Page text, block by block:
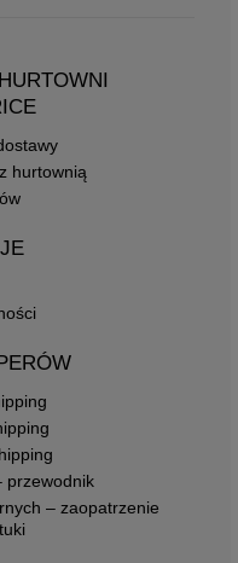
hurtownią
przewodnik
– zaopatrzenie